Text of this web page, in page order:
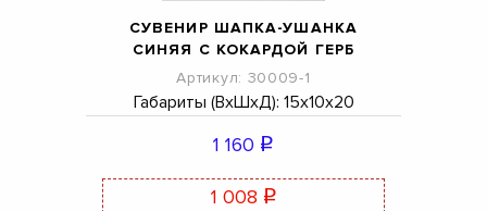
СУВЕНИР ШАПКА-УШАНКА
СИНЯЯ С КОКАРДОЙ ГЕРБ
Артикул: 30009-1
Габариты (ВхШхД): 15х10х20
1 160 q
1 008 q